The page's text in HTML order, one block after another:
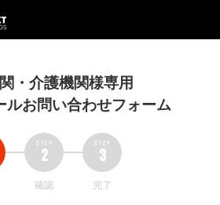
・介護機関様専用
ルお問い合わせフォーム
確認 完了